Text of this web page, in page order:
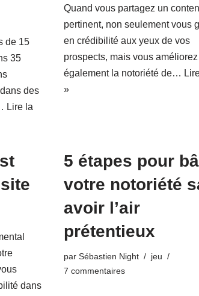
de 15
35
des
Lire la
Quand vous partagez un
pertinent, non seulement vous
en crédibilité aux yeux de vos
prospects, mais vous améliorez
également la notoriété de…
»
dans
5 étapes pour
votre notoriété
avoir l’air
prétentieux
par Sébastien Night
jeu
7 commentaires